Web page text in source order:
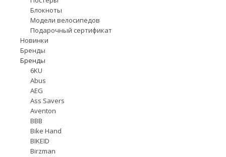
Блокноты
Модели велосипедов
Подарочный сертификат
Новинки
Бренды
Бренды
6KU
Abus
AEG
Ass Savers
Aventon
BBB
Bike Hand
BIKEID
Birzman